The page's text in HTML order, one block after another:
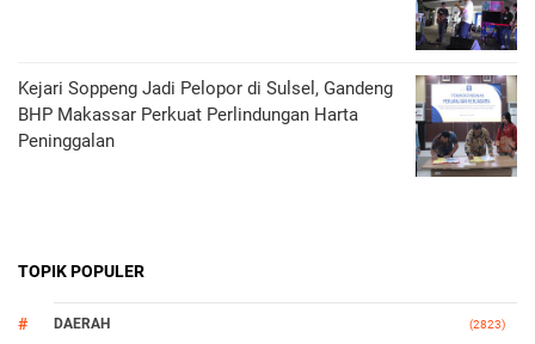
Kejari Soppeng Jadi Pelopor di Sulsel, Gandeng
BHP Makassar Perkuat Perlindungan Harta
Peninggalan
TOPIK POPULER
DAERAH (2823)